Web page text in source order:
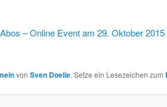
– Online Event am 29. Oktober 2015
von Sven Doelle. Setze ein Lesezeichen zum